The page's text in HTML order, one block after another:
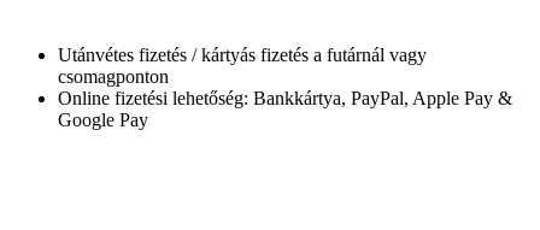
Utánvétes fizetés / kártyás fizetés a futárnál vagy
csomagponton
Online fizetési lehetőség: Bankkártya, PayPal, Apple Pay &
Google Pay